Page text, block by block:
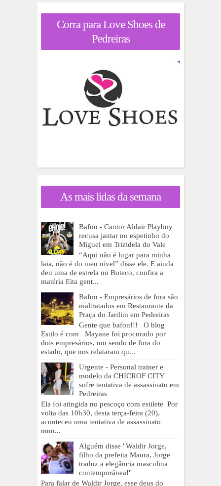
Corra para Love Shoes de
Pedreiras
As mais lidas da semana
Bafon - Cantor Aldair Playboy
recusa jantar no espetinho do
Miguel em Trizidela do Vale
“Aqui não é lugar para minha
laia, não é do meu nível” disse ele. E ainda
deu uma de estrela no Boteco, confira a
matéria Eita gent...
Bafon - Empresários de fora são
maltratados em Restaurante da
Praça do Jardim em Pedreiras
Gente que bafon!!! O blog
Estilo é com Mayane foi procurado por
dois empresários, um sendo de fora do
estado, que nos relataram qu...
Urgente - Personal trainer e
modelo da CHICROF CITY
sofre tentativa de assassinato em
Pedreiras
Ela foi atingida no pescoço com estilete Por
volta das 10h30, desta terça-feira (20),
aconteceu uma tentativa de assassinato
num...
Alguém disse "Waldir Jorge,
filho da prefeita Maura, Jorge
traduz a elegância masculina
contemporânea!"
Para falar de Waldir Jorge, esse deus do